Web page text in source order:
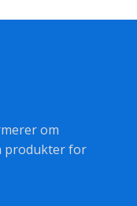
om
produkter for